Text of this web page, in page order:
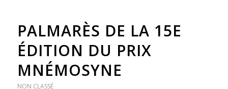
PALMARÈS DE LA 15E
ÉDITION DU PRIX
MNÉMOSYNE
NON CLASSÉ